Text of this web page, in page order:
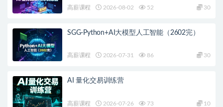
高薪课程 2026-08-02 52 30
SGG-Python+AI大模型人工智能（2602完）
高薪课程 2026-07-31 86 30
AI 量化交易训练营
高薪课程 2026-07-26 73 10